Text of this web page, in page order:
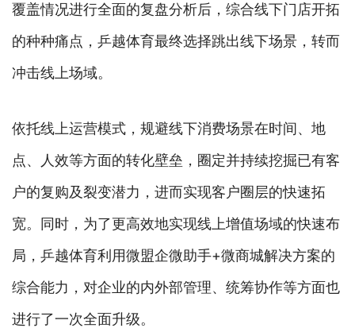
覆盖情况进行全面的复盘分析后，综合线下门店开拓
的种种痛点，乒越体育最终选择跳出线下场景，转而
冲击线上场域。
依托线上运营模式，规避线下消费场景在时间、地
点、人效等方面的转化壁垒，圈定并持续挖掘已有客
户的复购及裂变潜力，进而实现客户圈层的快速拓
宽。同时，为了更高效地实现线上增值场域的快速布
局，乒越体育利用微盟企微助手+微商城解决方案的
综合能力，对企业的内外部管理、统筹协作等方面也
进行了一次全面升级。